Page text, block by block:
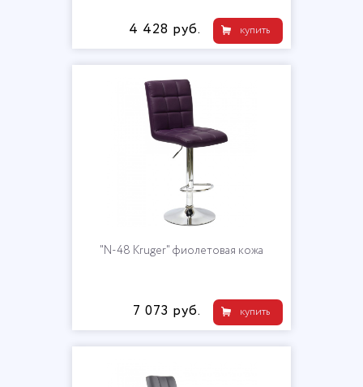
купить
4 428 руб.
"N-48 Kruger" фиолетовая кожа
купить
7 073 руб.